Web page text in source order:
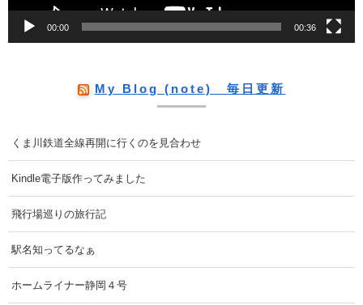
00:00 00:36
My Blog (note) 毎日更新
くま川鉄道全線再開に行くのを見合わせ
Kindle電子版作ってみました
飛行場巡りの旅行記
駅名知ってるなぁ
ホームライナー静岡４号